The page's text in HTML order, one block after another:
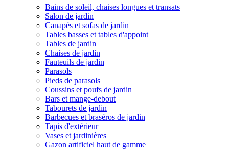
Bains de soleil, chaises longues et transats
Salon de jardin
Canapés et sofas de jardin
Tables basses et tables d'appoint
Tables de jardin
Chaises de jardin
Fauteuils de jardin
Parasols
Pieds de parasols
Coussins et poufs de jardin
Bars et mange-debout
Tabourets de jardin
Barbecues et braséros de jardin
Tapis d'extérieur
Vases et jardinières
Gazon artificiel haut de gamme